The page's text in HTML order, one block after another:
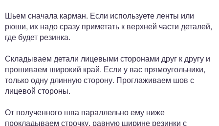
Шьем сначала карман. Если используете ленты или
рюши, их надо сразу приметать к верхней части деталей,
где будет резинка.
Складываем детали лицевыми сторонами друг к другу и
прошиваем широкий край. Если у вас прямоугольники,
только одну длинную сторону. Проглаживаем шов с
лицевой стороны.
От полученного шва параллельно ему ниже
прокладываем строчку, равную ширине резинки с